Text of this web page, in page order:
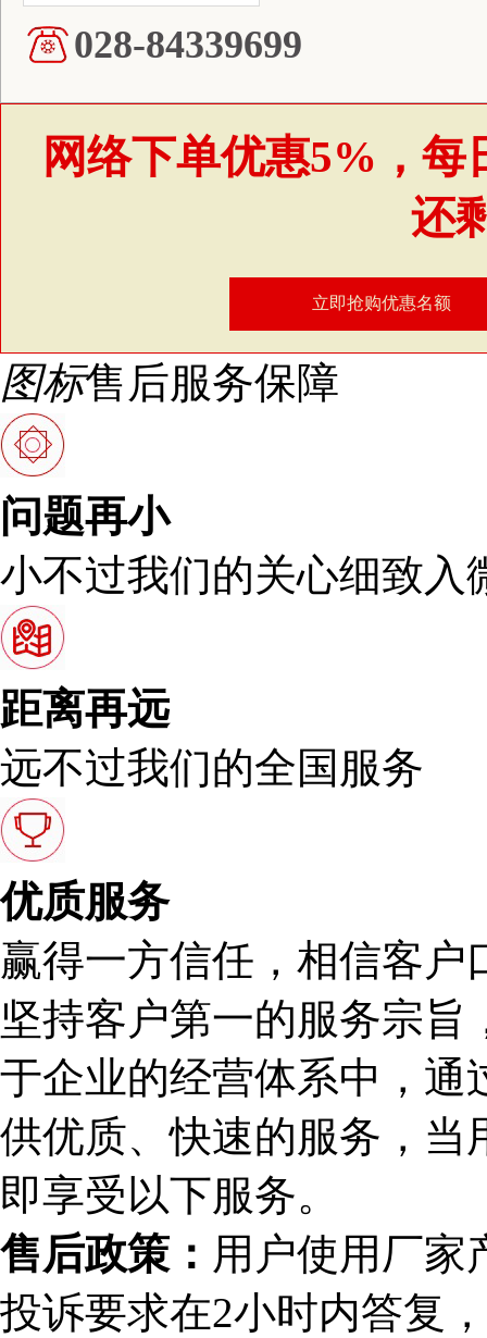
028-84339699
网络下单优惠5%，
还
立即抢购优惠名额
图标售后服务保障
问题再小
小不过我们的关心细致入
距离再远
远不过我们的全国服务
优质服务
赢得一方信任，相信客户
坚持客户第一的服务宗旨
于企业的经营体系中，通
供优质、快速的服务，当
即享受以下服务。
售后政策： 用户使用厂家
投诉要求在2小时内答复